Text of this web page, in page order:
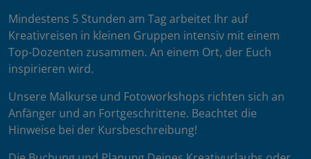
Mindestens 5 Stunden am Tag arbeitet Ihr auf
Kreativreisen in kleinen Gruppen intensiv mit einem
Top-Dozenten zusammen. An einem Ort, der Euch
inspirieren wird.
Unsere Malkurse und Fotoworkshops richten sich an
Anfänger und an Fortgeschrittene. Beachtet die
Hinweise bei der Kursbeschreibung!